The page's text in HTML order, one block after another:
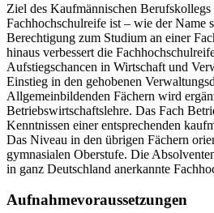
Ziel des Kaufmännischen
Fachhochschulreife ist – wie der Name
Berechtigung zum Studium an einer
hinaus verbessert die
Aufstiegschancen in Wirtschaft und
Einstieg in den gehobenen
Allgemeinbildenden Fächern wird
Betriebswirtschaftslehre. Das Fach
Kenntnissen einer entsprechenden
Das Niveau in den übrigen Fächern
gymnasialen Oberstufe. Die
in ganz Deutschland anerkannte
Aufnahmevoraussetzungen